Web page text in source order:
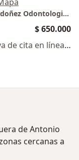
Centro Mayor Renew Dra Denisse Ordoñez Odontologia Estetica
$ 650.000
Este especialista no ofrece reserva de cita en línea en esta dirección.
de Antonio
cercanas a